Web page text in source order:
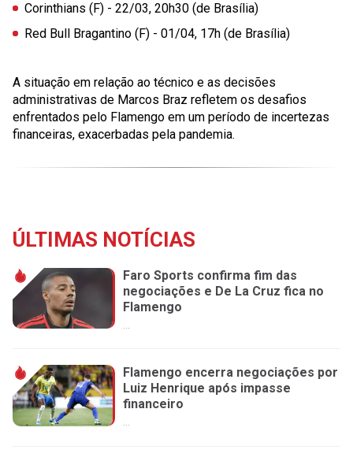
Corinthians (F) - 22/03, 20h30 (de Brasília)
Red Bull Bragantino (F) - 01/04, 17h (de Brasília)
A situação em relação ao técnico e as decisões
administrativas de Marcos Braz refletem os desafios
enfrentados pelo Flamengo em um período de incertezas
financeiras, exacerbadas pela pandemia.
ÚLTIMAS NOTÍCIAS
Faro Sports confirma fim das
negociações e De La Cruz fica no
Flamengo
...
Flamengo encerra negociações por
Luiz Henrique após impasse
financeiro
...